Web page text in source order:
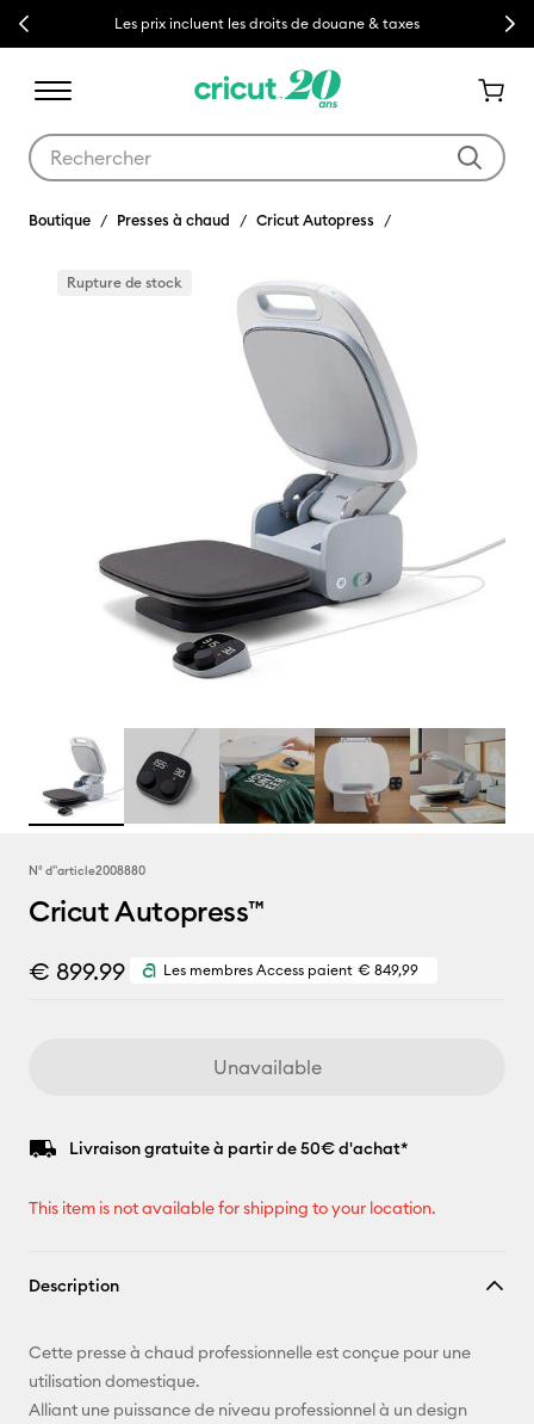
Previous Les prix incluent les droits de douane & taxes Next
Boutique Presses à chaud Cricut Autopress
Rupture de stock
N° d''article2008880
Cricut Autopress™
€ 899.99 Les membres Access paient € 849,99
Unavailable
Livraison gratuite à partir de 50€ d'achat*
This item is not available for shipping to your location.
Description
Cette presse à chaud professionnelle est conçue pour une
utilisation domestique.
Alliant une puissance de niveau professionnel à un design